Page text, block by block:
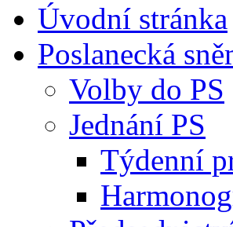
Úvodní stránka
Poslanecká
Volby do PS
Jednání PS
Týdenní